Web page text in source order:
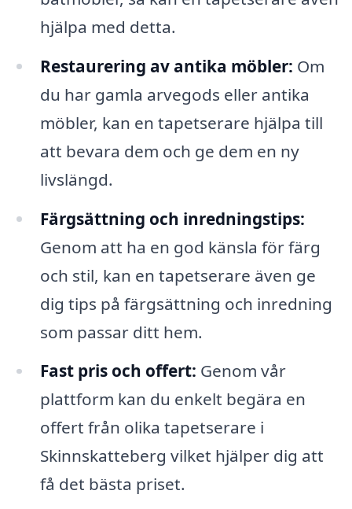
hjälpa med detta.
Restaurering av antika möbler: Om
du har gamla arvegods eller antika
möbler, kan en tapetserare hjälpa till
att bevara dem och ge dem en ny
livslängd.
Färgsättning och inredningstips:
Genom att ha en god känsla för färg
och stil, kan en tapetserare även ge
dig tips på färgsättning och inredning
som passar ditt hem.
Fast pris och offert: Genom vår
plattform kan du enkelt begära en
offert från olika tapetserare i
Skinnskatteberg vilket hjälper dig att
få det bästa priset.